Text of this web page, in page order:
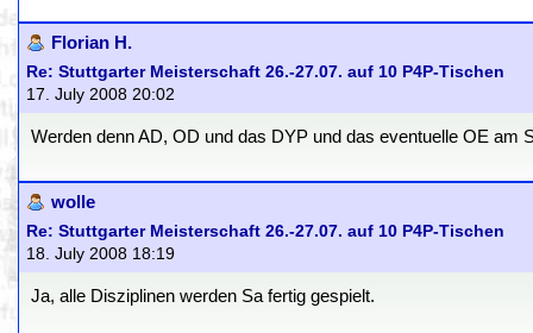
Florian H.
Re: Stuttgarter Meisterschaft 26.-27.07. auf 10 P4P-Tischen
17. July 2008 20:02
Werden denn AD, OD und das DYP und das eventuelle OE am
wolle
Re: Stuttgarter Meisterschaft 26.-27.07. auf 10 P4P-Tischen
18. July 2008 18:19
Ja, alle Disziplinen werden Sa fertig gespielt.